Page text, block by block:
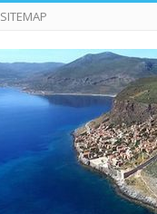
SITEMAP